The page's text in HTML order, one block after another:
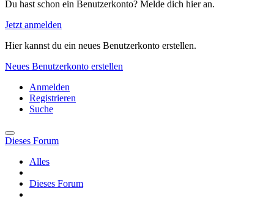
Du hast schon ein Benutzerkonto? Melde dich hier an.
Jetzt anmelden
Hier kannst du ein neues Benutzerkonto erstellen.
Neues Benutzerkonto erstellen
Anmelden
Registrieren
Suche
Dieses Forum
Alles
Dieses Forum